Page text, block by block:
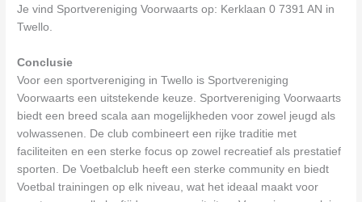
Je vind Sportvereniging Voorwaarts op: Kerklaan 0 7391 AN in
Twello.
Conclusie
Voor een sportvereniging in Twello is Sportvereniging
Voorwaarts een uitstekende keuze. Sportvereniging Voorwaarts
biedt een breed scala aan mogelijkheden voor zowel jeugd als
volwassenen. De club combineert een rijke traditie met
faciliteiten en een sterke focus op zowel recreatief als prestatief
sporten. De Voetbalclub heeft een sterke community en biedt
Voetbal trainingen op elk niveau, wat het ideaal maakt voor